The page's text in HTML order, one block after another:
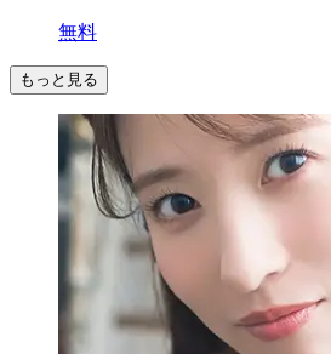
無料
もっと見る